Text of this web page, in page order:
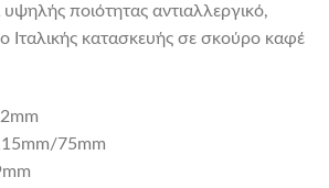
ποιότητας αντιαλλεργικό,
Ιταλικής κατασκευής σε σκούρο καφέ
75mm